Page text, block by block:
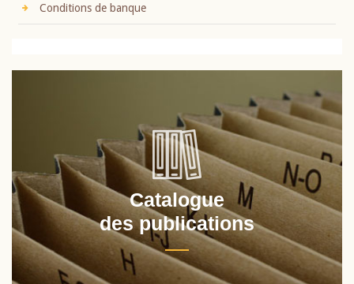
Conditions de banque
Catalogue
des publications